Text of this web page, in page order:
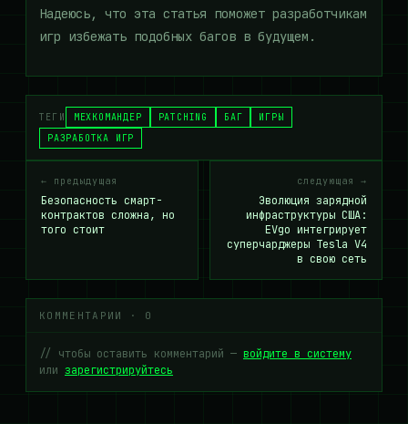
Надеюсь, что эта статья поможет разработчикам
игр избежать подобных багов в будущем.
ТЕГИ МЕХКОМАНДЕР PATCHING БАГ
ИГРЫ
РАЗРАБОТКА ИГР
← предыдущая
Безопасность смарт-
контрактов сложна, но
того стоит
следующая →
Эволюция зарядной
инфраструктуры США:
EVgo интегрирует
суперчарджеры Tesla V4
в свою сеть
КОММЕНТАРИИ · 0
// чтобы оставить комментарий — войдите в систему
или зарегистрируйтесь